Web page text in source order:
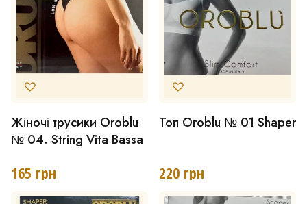
вибрати
на
сторінці
товару
вибрати
на
сторінці
товару
Жіночі трусики Oroblu
№ 04. String Vita Bassa
165 грн
Цей
товар
має
Топ Oroblu № 01 Shaper
220 грн
Цей
має